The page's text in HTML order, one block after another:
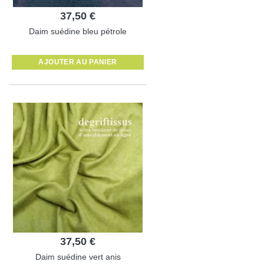
37,50 €
Daim suédine bleu pétrole
AJOUTER AU PANIER
37,50 €
Daim suédine vert anis